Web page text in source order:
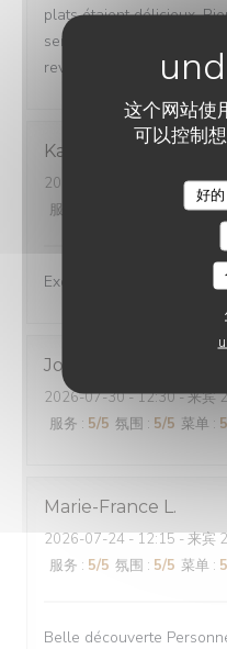
这个网站使
可以控制
好
plats étaient délicieux.
service. Tout était parfait.
revenir🤣
Karen
2026-07-24
- 13:00 - 来宾 2
服务
菜单:5
Excellent experience!
Jocelyne
2026-07-30- 12:30 - 来宾 2
服务 : 5/5 氛围 : 5/5 菜单 : 5
Marie-France L
2026-07-24- 12:15 - 来宾 2
服务 : 5/5 氛围 : 5/5 菜单 : 5
Belle découverte